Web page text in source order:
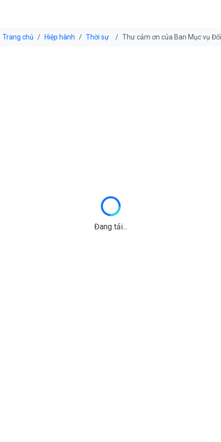
Trang chủ Hiệp hành Thời sự Thư cảm ơn của Ban Mục vụ
Đang tải...